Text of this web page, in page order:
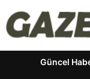
Güncel